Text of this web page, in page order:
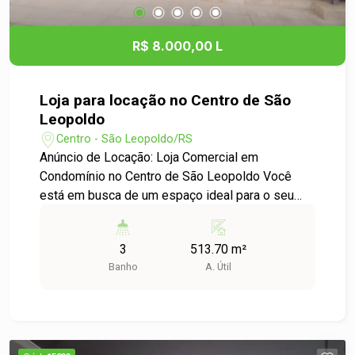
- Consultórios - E muitas outras opções de
estabelecer seu negócio em uma localização
uma visita, entre em contato conosco. Aproveite
essa chance e venha fazer parte do crescimento
do bairro Cristo Rei!
R$ 8.000,00 L
Loja para locação no Centro de São
Leopoldo
Centro - São Leopoldo/RS
Anúncio de Locação: Loja Comercial em
Condomínio no Centro de São Leopoldo Você
está em busca de um espaço ideal para o seu
em Condomínio - Localização: Bairro Centro, São
Leopoldo - Área Útil: 513,70 m² Destaques: -
garantindo alta visibilidade e fluxo de clientes. -
3
Banho
513.70 m²
A. Útil